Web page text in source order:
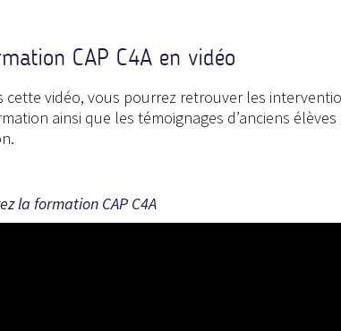
CAP C4A en vidéo
cette vidéo, vous pourrez retrouver les
ainsi que les témoignages d’anciens
la formation CAP C4A